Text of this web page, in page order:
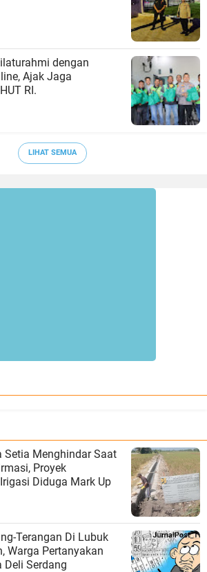
dengan
Ajak Jaga
RI.
LIHAT SEMUA
Setia Menghindar Saat
Proyek
Diduga Mark Up
Terangan Di Lubuk
Warga Pertanyakan
Deli Serdang